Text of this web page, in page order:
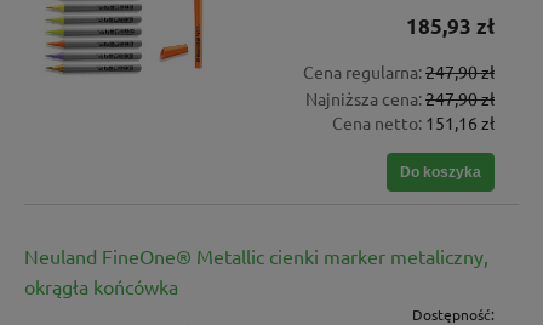
185,93 zł
Cena regularna:247,90 zł
Najniższa cena:247,90 zł
Cena netto: 151,16 zł
Do koszyka
Neuland FineOne® Metallic cienki marker metaliczny,
okrągła końcówka
Dostępność: